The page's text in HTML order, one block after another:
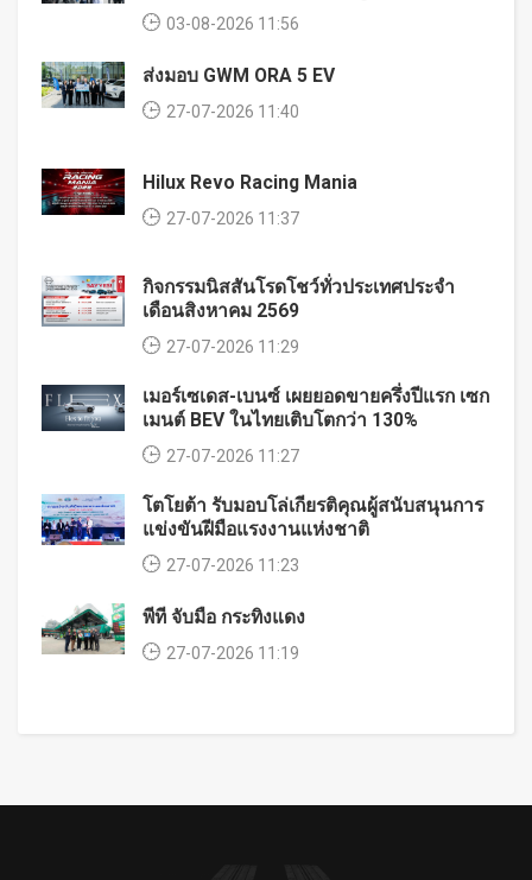
03-08-2026 11:56
ส่งมอบ GWM ORA 5 EV
27-07-2026 11:40
Hilux Revo Racing Mania
27-07-2026 11:37
กิจกรรมนิสสันโรดโชว์ทั่วประเทศประจำ
เดือนสิงหาคม 2569
27-07-2026 11:29
เมอร์เซเดส-เบนซ์ เผยยอดขายครึ่งปีแรก เซก
เมนต์ BEV ในไทยเติบโตกว่า 130%
27-07-2026 11:27
โตโยต้า รับมอบโล่เกียรติคุณผู้สนับสนุนการ
แข่งขันฝีมือแรงงานแห่งชาติ
27-07-2026 11:23
พีที จับมือ กระทิงแดง
27-07-2026 11:19